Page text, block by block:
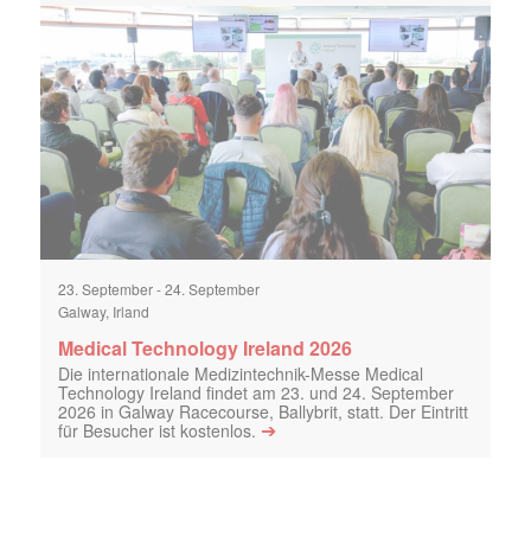
23. September-24. September
Galway, Irland
Medical Technology Ireland 2026
Die internationale Medizintechnik-Messe Medical
Technology Ireland findet am 23. und 24. September
2026 in Galway Racecourse, Ballybrit, statt. Der Eintritt
für Besucher ist kostenlos. ➔